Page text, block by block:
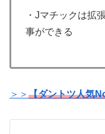
・Jマチックは拡
事ができる
＞＞ 【ダントツ人気